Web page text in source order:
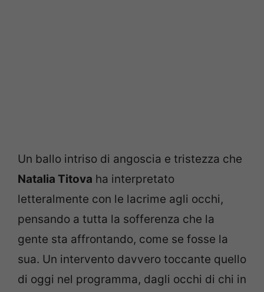
Un ballo intriso di angoscia e tristezza che
Natalia Titova ha interpretato
letteralmente con le lacrime agli occhi,
pensando a tutta la sofferenza che la
gente sta affrontando, come se fosse la
sua. Un intervento davvero toccante quello
di oggi nel programma, dagli occhi di chi in